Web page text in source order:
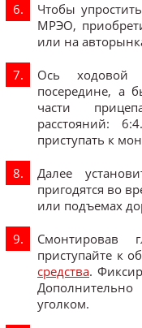
Чтобы
МРЭО,
или на
Ось ходовой
посередине, а
части
расстояний:
приступать к
Далее
пригодятся во
или подъемах
Смонтировав
приступайте к
средства.
уголком.